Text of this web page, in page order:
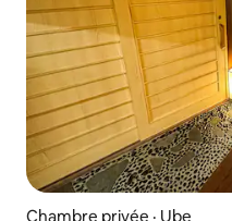
Chambre privée · Ube